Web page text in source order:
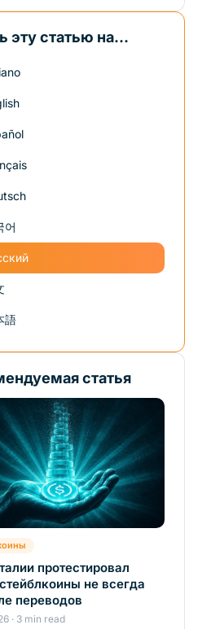
эту статью на...
어
語
статья
протестировал
не всегда
переводов
· 3 min read